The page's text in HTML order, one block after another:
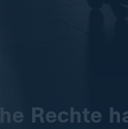
Rechte